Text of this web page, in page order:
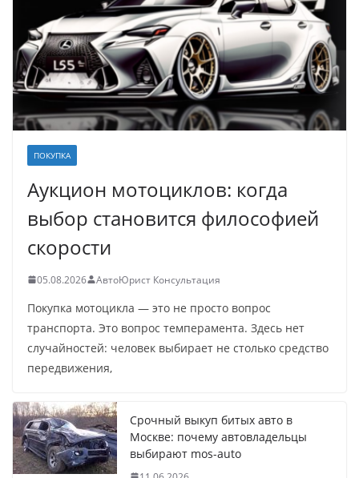
ПОКУПКА
Аукцион мотоциклов: когда
выбор становится философией
скорости
05.08.2026 АвтоЮрист Консультация
Покупка мотоцикла — это не просто вопрос
транспорта. Это вопрос темперамента. Здесь нет
случайностей: человек выбирает не столько средство
передвижения,
Срочный выкуп битых авто в
Москве: почему автовладельцы
выбирают mos-auto